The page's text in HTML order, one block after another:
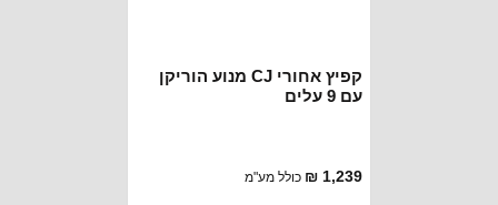
קפיץ אחורי CJ מנוע הוריקן
עם 9 עלים
1,239 ₪ כולל מע"מ